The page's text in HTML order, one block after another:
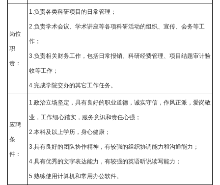
岗位
职
责：
1.负责各类科研项目的日常管理；
2.负责学术会议、学术讲座等各项科研活动的组织、宣传、会务等工
作；
3.负责相关财务工作，包括日常报销、科研经费管理、项目结题审计验
收等工作；
4.完成学院交办的其它工作任务。
应聘
条
件：
1.政治立场坚定，具有良好的职业道德，诚实守信，作风正派，爱岗敬
业，工作细心踏实，服务意识和责任心强；
2.本科及以上学历，身心健康；
3.具有良好的团队协作精神，有较强的组织协调能力和沟通能力；
4.具有优秀的文字表达能力，有较强的英语听说读写能力；
5.熟练使用计算机和常用办公软件。